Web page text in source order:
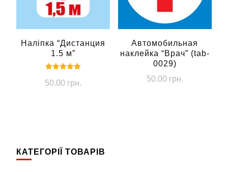
Наліпка “Дистанция
1.5 м”
5.00
50.00 грн.
Автомобильная
наклейка “Врач” (tab-
0029)
50.00 грн.
КАТЕГОРІЇ ТОВАРІВ